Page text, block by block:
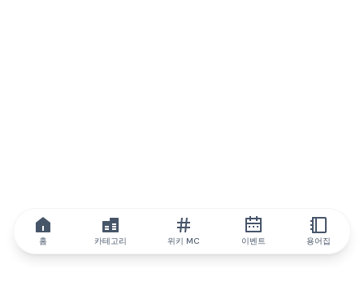
홈 카테고리 위키 MC 이벤트 용어집